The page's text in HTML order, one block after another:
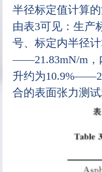
半径标定值计算
由表3可见：生产
号、标定内半径
——21.83mN/m，
升约为
合的表面张力测